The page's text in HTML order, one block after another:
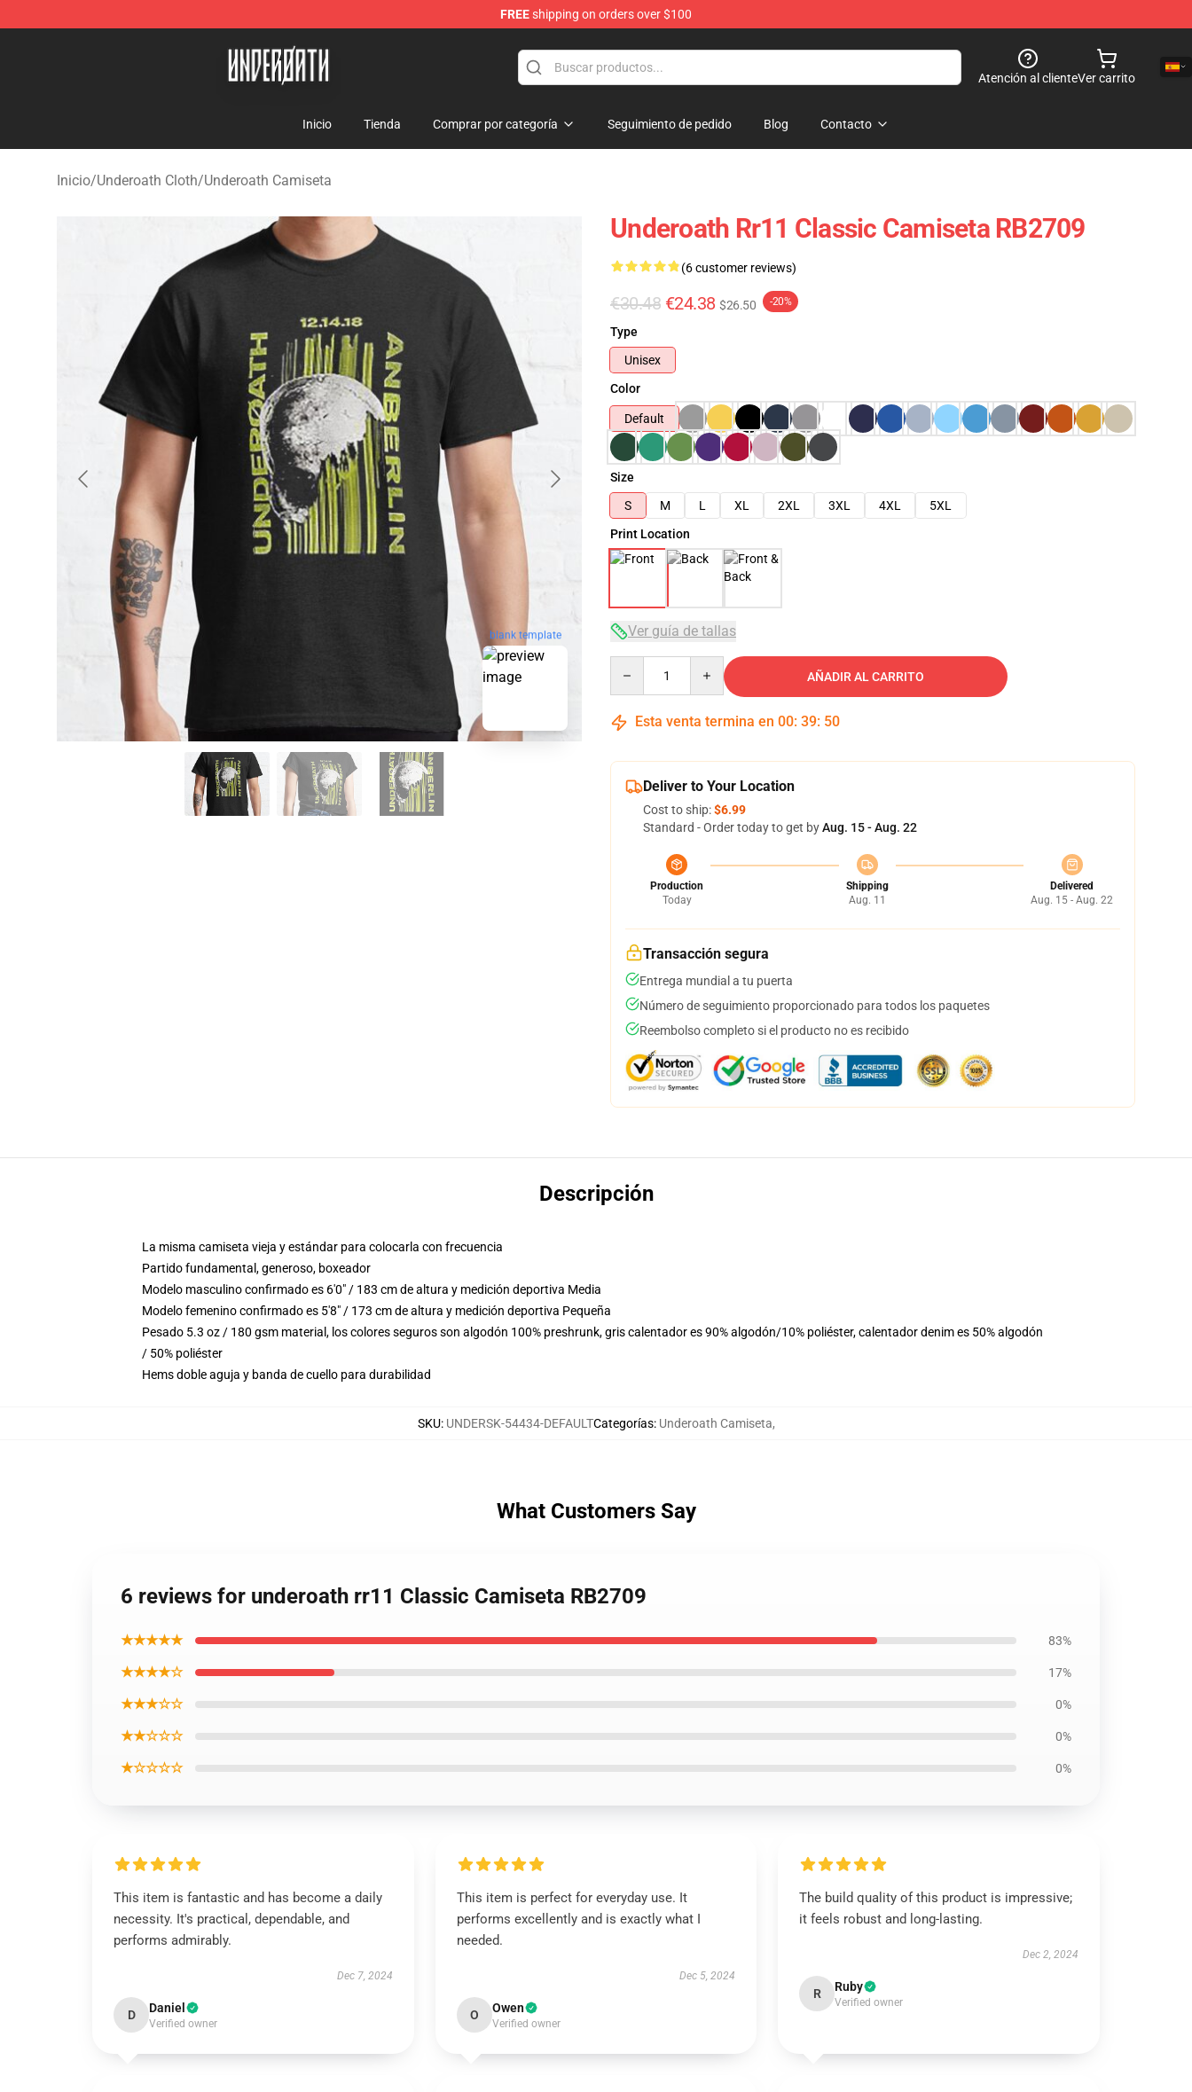
FREEshipping on orders over $100
Underoath Store - Official Underoath Merchandise Shop
Atención al clienteVer carrito
Inicio Tienda Comprar por categoría Seguimiento de pedido Blog Contacto
Inicio/Underoath Cloth/Underoath Camiseta
blank template
Underoath Rr11 Classic Camiseta RB2709
(6 customer reviews)
€30.48 €24.38 $26.50 -20%
Type
Unisex
Color
Default
Size
S
M L XL 2XL 3XL 4XL
5XL
Print Location
Ver guía de tallas
AÑADIR AL CARRITO
Esta venta termina en 00: 39: 49
Deliver to Your Location
Cost to ship:$6.99
Standard - Order today to get byAug. 15 - Aug. 22
Production
Today
Shipping
Aug. 11
Delivered
Aug. 15 - Aug. 22
Transacción segura
Entrega mundial a tu puerta
Número de seguimiento proporcionado para todos los paquetes
Reembolso completo si el producto no es recibido
Descripción
La misma camiseta vieja y estándar para colocarla con frecuencia
Partido fundamental, generoso, boxeador
Modelo masculino confirmado es 6'0" / 183 cm de altura y medición deportiva Media
Modelo femenino confirmado es 5'8" / 173 cm de altura y medición deportiva Pequeña
Pesado 5.3 oz / 180 gsm material, los colores seguros son algodón 100% preshrunk, gris calentador es 90% algodón/10% poliéster, calentador denim es 50% algodón
/ 50% poliéster
Hems doble aguja y banda de cuello para durabilidad
SKU: UNDERSK-54434-DEFAULTCategorías: Underoath Camiseta,
What Customers Say
6 reviews for underoath rr11 Classic Camiseta RB2709
★★★★★ 83%
★★★★☆ 17%
★★★☆☆ 0%
★★☆☆☆ 0%
★☆☆☆☆ 0%
This item is fantastic and has become a daily
necessity. It's practical, dependable, and
performs admirably.
Dec 7, 2024
D Daniel
Verified owner
This item is perfect for everyday use. It
performs excellently and is exactly what I
needed.
Dec 5, 2024
O Owen
Verified owner
The build quality of this product is impressive;
it feels robust and long-lasting.
Dec 2, 2024
R Ruby
Verified owner